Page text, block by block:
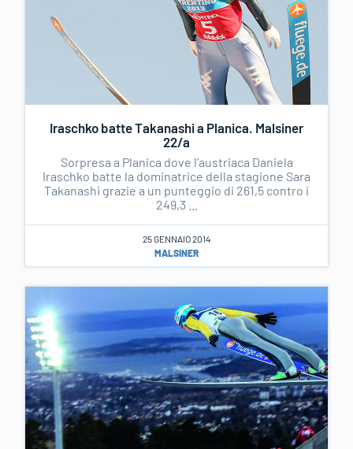
Iraschko batte Takanashi a Planica. Malsiner
22/a
Sorpresa a Planica dove l'austriaca Daniela
Iraschko batte la dominatrice della stagione Sara
Takanashi grazie a un punteggio di 261,5 contro i
249,3 ...
25 GENNAIO 2014
MALSINER